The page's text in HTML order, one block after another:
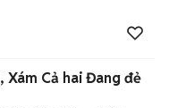
Xám Cả hai Đang đẻ